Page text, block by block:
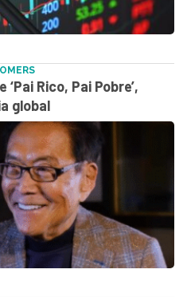
Rico, Pai Pobre’,
global